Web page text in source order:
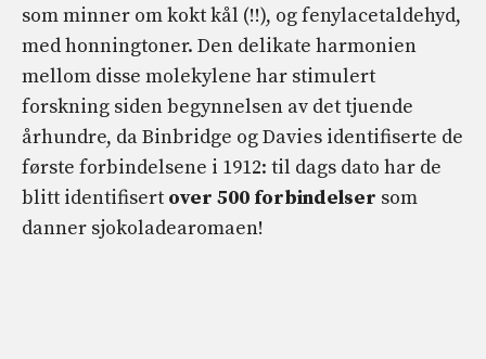
som minner om kokt kål (!!), og fenylacetaldehyd,
med honningtoner. Den delikate harmonien
mellom disse molekylene har stimulert
forskning siden begynnelsen av det tjuende
århundre, da Binbridge og Davies identifiserte de
første forbindelsene i 1912: til dags dato har de
blitt identifisert over 500 forbindelser som
danner sjokoladearomaen!